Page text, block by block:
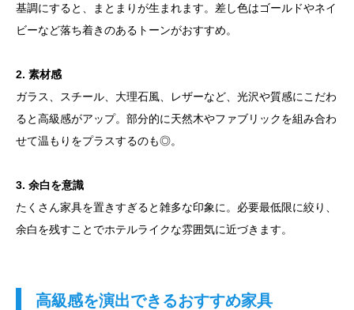
基調にすると、まとまりが生まれます。差し色はゴールドやネイ
ビーなど落ち着きのあるトーンがおすすめ。
2. 素材感
ガラス、スチール、大理石風、レザーなど、光沢や質感にこだわ
ると高級感がアップ。部分的に天然木やファブリックを組み合わ
せて温もりをプラスするのも◎。
3. 余白を意識
たくさん家具を置きすぎると雑多な印象に。必要最低限に絞り、
余白を残すことでホテルライクな雰囲気に近づきます。
️ 高級感を演出できるおすすめ家具